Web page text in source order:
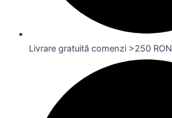
Livrare gratuită comenzi >250 RON